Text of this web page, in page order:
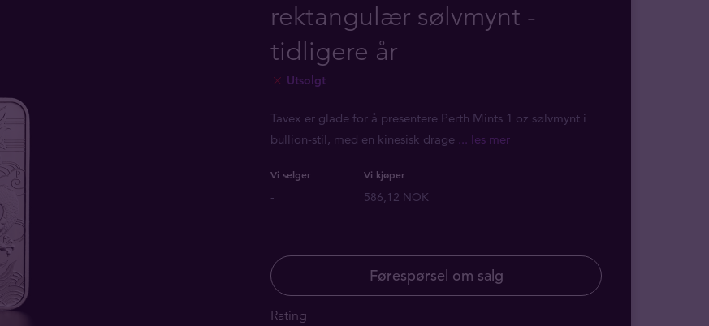
rektangulær sølvmynt -
tidligere år
Utsolgt
Tavex er glade for å presentere Perth Mints 1 oz sølvmynt i
bullion-stil, med en kinesisk drage ... les mer
Vi selger Vi kjøper
- 586,12 NOK
Førespørsel om salg
Rating